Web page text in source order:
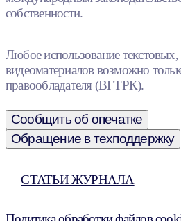
собственности.
Любое использование
видеоматериалов возможно
правообладателя (ВГТРК).
Сообщить об опечатке
Обращение в техподдержку
СТАТЬИ ЖУРНАЛА